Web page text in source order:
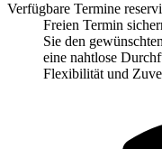
Verfügbare Termine
Freien Termin
Sie den
eine nahtlose
Flexibilität und